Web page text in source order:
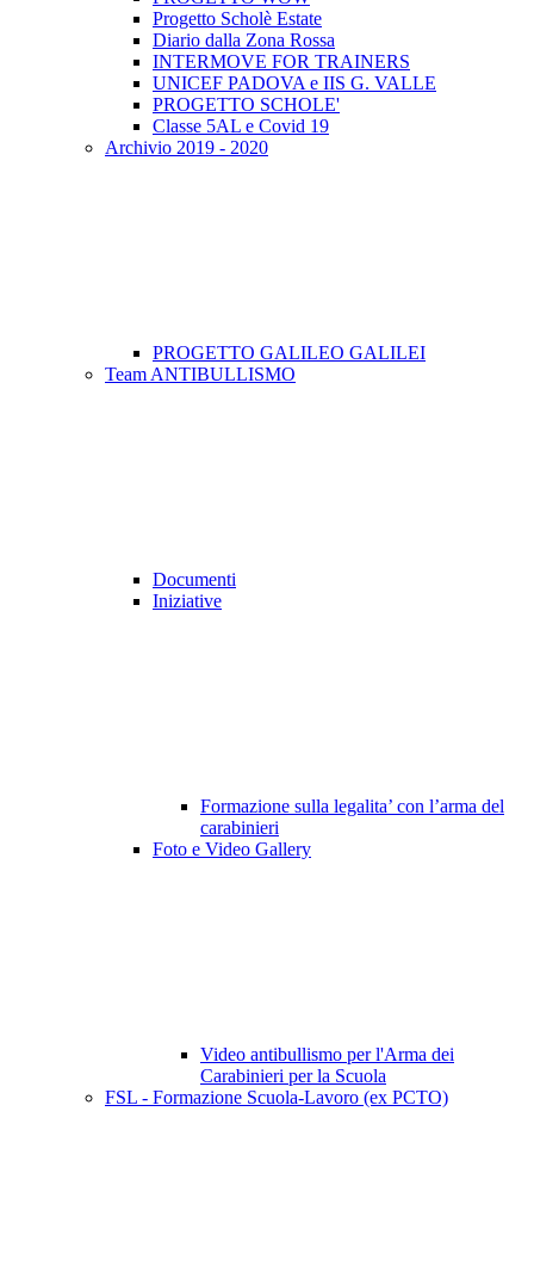
Progetto Scholè Estate
Diario dalla Zona Rossa
INTERMOVE FOR TRAINERS
UNICEF PADOVA e IIS G. VALLE
PROGETTO SCHOLE'
Classe 5AL e Covid 19
Archivio 2019 - 2020
PROGETTO GALILEO GALILEI
Team ANTIBULLISMO
Documenti
Iniziative
Formazione sulla legalita’ con l’arma del
carabinieri
Foto e Video Gallery
Video antibullismo per l'Arma dei
Carabinieri per la Scuola
FSL - Formazione Scuola-Lavoro (ex PCTO)